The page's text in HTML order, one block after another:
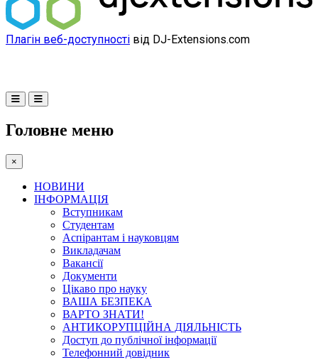
Плагін веб-доступності від DJ-Extensions.com
Головне меню
×
НОВИНИ
ІНФОРМАЦІЯ
Вступникам
Студентам
Аспірантам і науковцям
Викладачам
Вакансії
Документи
Цікаво про науку
ВАША БЕЗПЕКА
ВАРТО ЗНАТИ!
АНТИКОРУПЦІЙНА ДІЯЛЬНІСТЬ
Доступ до публічної інформації
Телефонний довідник